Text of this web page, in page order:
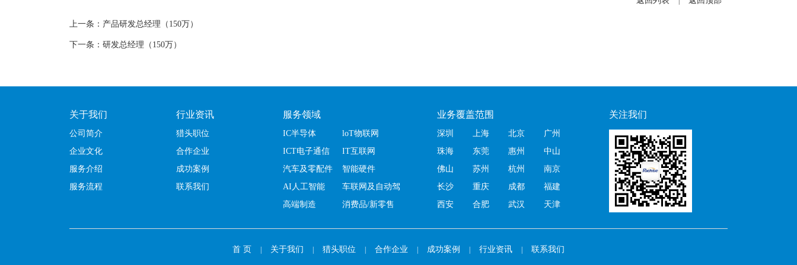
上一条：产品研发总经理（150万）
下一条：研发总经理（150万）
关于我们
公司简介
企业文化
服务介绍
服务流程
行业资讯
猎头职位
合作企业
成功案例
联系我们
服务领域
IC半导体
loT物联网
ICT电子通信
IT互联网
汽车及零配件
智能硬件
AI人工智能
车联网及自动驾
驶
高端制造 消费品/新零售
业务覆盖范围
深圳 上海 北京
广州
珠海
东莞 惠州
中山
佛山
苏州 杭州
南京
长沙
重庆 成都
福建
西安
合肥 武汉
天津
关注我们
首 页 关于我们 猎头职位 合作企业 成功案例 行业资讯 联系我们